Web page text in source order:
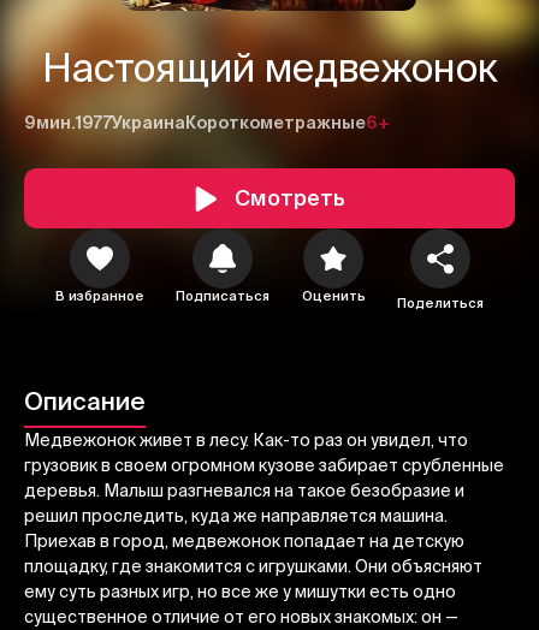
Настоящий медвежонок
9мин.1977Украина Короткометражные6+
Смотреть
В избранное Подписаться Оценить Поделиться
Описание
Медвежонок живет в лесу. Как-то раз он увидел, что
грузовик в своем огромном кузове забирает срубленные
деревья. Малыш разгневался на такое безобразие и
решил проследить, куда же направляется машина.
Приехав в город, медвежонок попадает на детскую
площадку, где знакомится с игрушками. Они объясняют
ему суть разных игр, но все же у мишутки есть одно
существенное отличие от его новых знакомых: он —